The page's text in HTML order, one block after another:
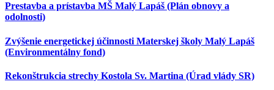
Prestavba a prístavba MŠ Malý Lapáš (Plán obnovy a
odolnosti)
Zvýšenie energetickej účinnosti Materskej školy Malý Lapáš
(Environmentálny fond)
Rekonštrukcia strechy Kostola Sv. Martina (Úrad vlády SR)